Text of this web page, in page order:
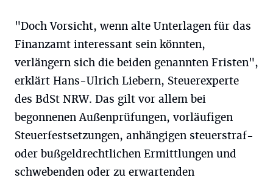
"Doch Vorsicht, wenn alte Unterlagen für das
Finanzamt interessant sein könnten,
verlängern sich die beiden genannten Fristen",
erklärt Hans-Ulrich Liebern, Steuerexperte
des BdSt NRW. Das gilt vor allem bei
begonnenen Außenprüfungen, vorläufigen
Steuerfestsetzungen, anhängigen steuerstraf-
oder bußgeldrechtlichen Ermittlungen und
schwebenden oder zu erwartenden